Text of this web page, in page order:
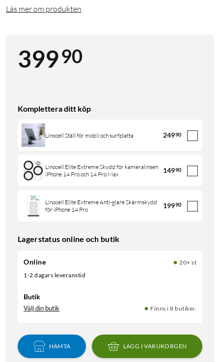
Läs mer om produkten
39990
Komplettera ditt köp
Linocell Ställ för mobil och surfplatta 24990
Linocell Elite Extreme Skydd för kameralinsen
iPhone 14 Pro och 14 Pro Max
14990
Linocell Elite Extreme Anti-glare Skärmskydd
för iPhone 14 Pro
19990
Lagerstatus online och butik
Online
20+ st
1-2 dagars leveranstid
Butik
Välj din butik Finns i 8 butiker.
HÄMTA LÄGG I VARUKORGEN